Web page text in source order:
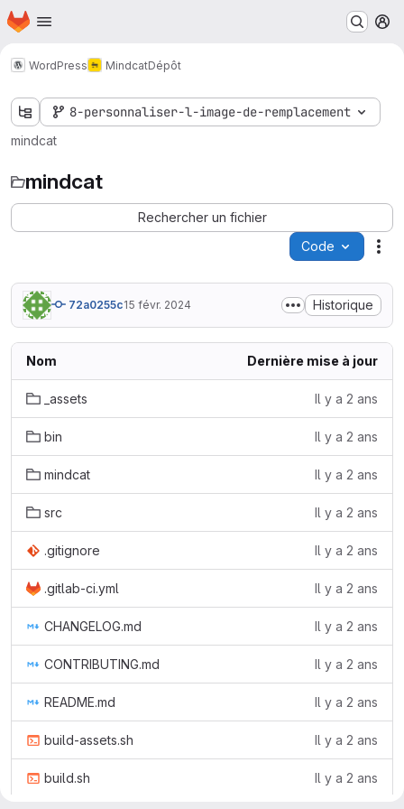
Passer au contenu principal
Page d'accueil
WordPress MindcatDépôt
8-personnaliser-l-image-de-remplacement
mindcat
mindcat
Rechercher un fichier
Code
72a0255c15 févr. 2024 Historique
Nom Dernière mise à jour
_assets Il y a 2 ans
bin Il y a 2 ans
mindcat Il y a 2 ans
src Il y a 2 ans
.gitignore Il y a 2 ans
.gitlab-ci.yml Il y a 2 ans
CHANGELOG.md Il y a 2 ans
CONTRIBUTING.md Il y a 2 ans
README.md Il y a 2 ans
build-assets.sh Il y a 2 ans
build.sh Il y a 2 ans